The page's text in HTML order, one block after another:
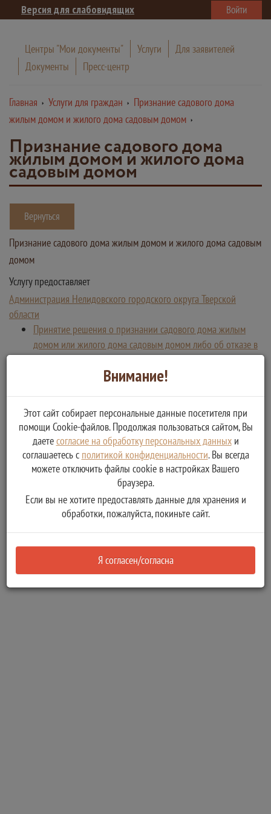
Версия для слабовидящих Войти
Центры "Мои документы" Услуги
Для заявителей
Документы
Пресс-центр
Главная Услуги для граждан
Признание садового дома
жилым домом и жилого дома садовым домом
Признание садового дома
жилым домом и жилого дома
садовым домом
Вернуться
Признание садового дома жилым домом и жилого дома садовым
домом
Услугу предоставляет
Администрация Нелидовского городского округа Тверской
области
Принятие решения о признании садового дома жилым
домом или жилого дома садовым домом либо об отказе в
признании садового дома жилым домом или жилого дома
Внимание!
Этот сайт собирает персональные данные посетителя при
помощи Cookie-файлов. Продолжая пользоваться сайтом, Вы
даетесогласие на обработку персональных данныхи
соглашаетесь с политикой конфиденциальности. Вы всегда
можете отключить файлы cookie в настройках Вашего
браузера.
Если вы не хотите предоставлять данные для хранения и
обработки, пожалуйста, покиньте сайт.
Я согласен/согласна